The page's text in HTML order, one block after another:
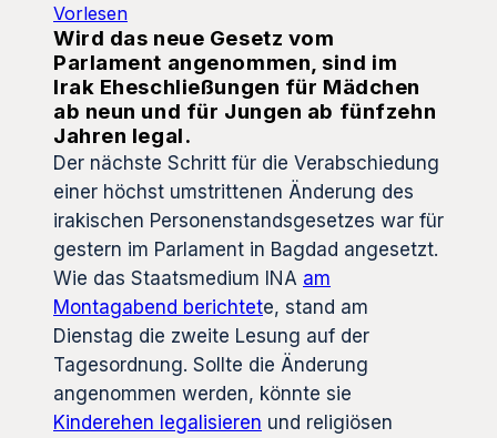
Vorlesen
Wird das neue Gesetz vom
Parlament angenommen, sind im
Irak Eheschließungen für Mädchen
ab neun und für Jungen ab fünfzehn
Jahren legal.
Der nächste Schritt für die Verabschiedung
einer höchst umstrittenen Änderung des
irakischen Personenstandsgesetzes war für
gestern im Parlament in Bagdad angesetzt.
Wie das Staatsmedium INA am
Montagabend berichtete, stand am
Dienstag die zweite Lesung auf der
Tagesordnung. Sollte die Änderung
angenommen werden, könnte sie
Kinderehen legalisieren und religiösen